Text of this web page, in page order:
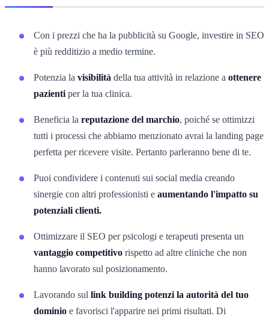
Con i prezzi che ha la pubblicità su Google, investire in SEO
è più redditizio a medio termine.
Potenzia la visibilità della tua attività in relazione a ottenere
pazienti per la tua clinica.
Beneficia la reputazione del marchio, poiché se ottimizzi
tutti i processi che abbiamo menzionato avrai la landing page
perfetta per ricevere visite. Pertanto parleranno bene di te.
Puoi condividere i contenuti sui social media creando
sinergie con altri professionisti e aumentando l'impatto su
potenziali clienti.
Ottimizzare il SEO per psicologi e terapeuti presenta un
vantaggio competitivo rispetto ad altre cliniche che non
hanno lavorato sul posizionamento.
Lavorando sul link building potenzi la autorità del tuo
dominio e favorisci l'apparire nei primi risultati. Di